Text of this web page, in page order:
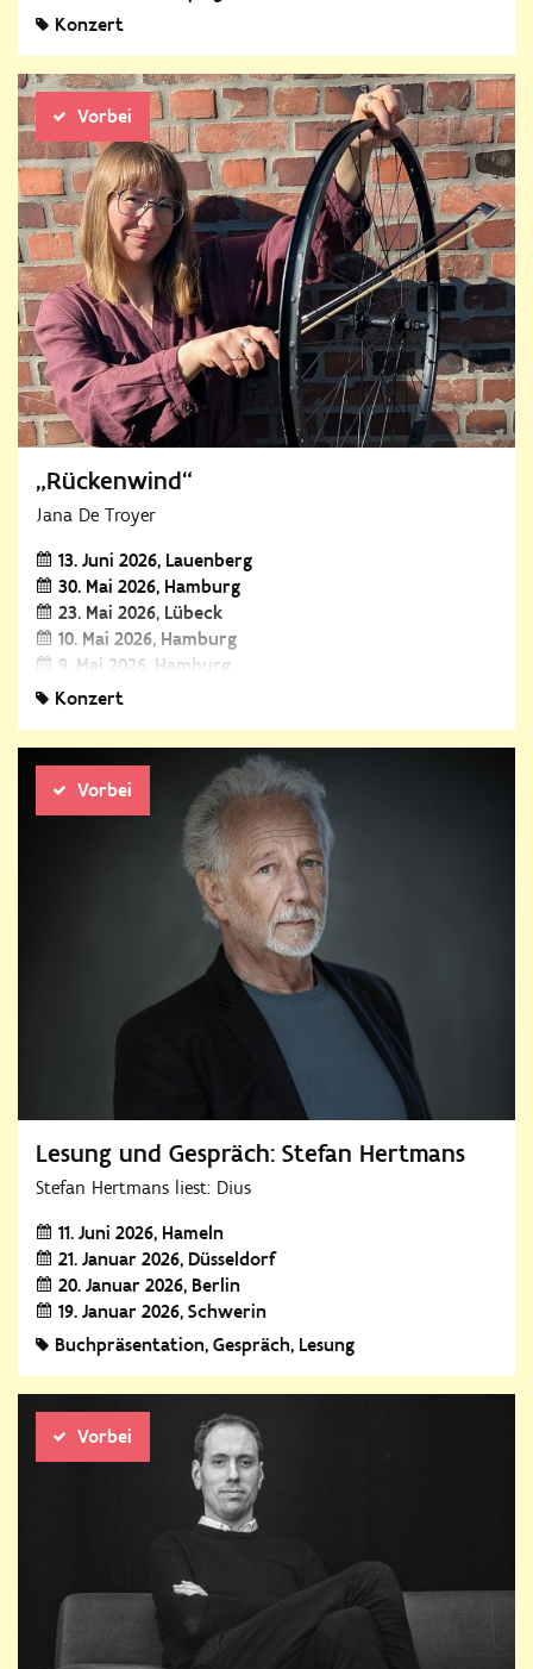
Konzert
Vorbei
„Rückenwind“
Jana De Troyer
13. Juni 2026 Lauenberg
30. Mai 2026 Hamburg
23. Mai 2026 Lübeck
10. Mai 2026 Hamburg
9. Mai 2026 Hamburg
2. Mai 2026
Konzert
Vorbei
Lesung und Gespräch: Stefan Hertmans
Stefan Hertmans liest: Dius
11. Juni 2026 Hameln
21. Januar 2026 Düsseldorf
20. Januar 2026 Berlin
19. Januar 2026 Schwerin
Buchpräsentation Gespräch Lesung
Vorbei